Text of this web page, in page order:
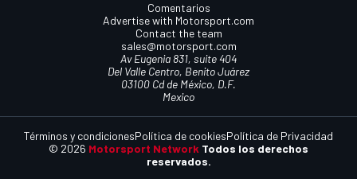
Comentarios
Advertise with Motorsport.com
Contact the team
sales@motorsport.com
Av Eugenia 831, suite 404
Del Valle Centro, Benito Juárez
03100 Cd de México, D.F.
Mexico
© 2026 Motorsport Network Todos los derechos
reservados.
Términos y condicionesPolítica de cookiesPolítica de Privacidad